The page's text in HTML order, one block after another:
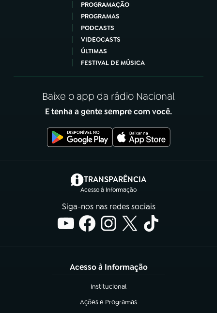
PROGRAMAÇÃO
PROGRAMAS
PODCASTS
VIDEOCASTS
ÚLTIMAS
FESTIVAL DE MÚSICA
Baixe o app da rádio Nacional
E tenha a gente sempre com você.
TRANSPARÊNCIA
Acesso à Informação
(abre em nova aba)
Siga-nos nas redes sociais
Acesso à Informação
Institucional
(abre em nova aba)
Ações e Programas
(abre em nova aba)